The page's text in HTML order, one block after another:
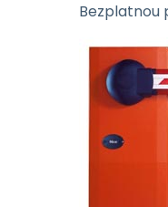
Bezplatnou